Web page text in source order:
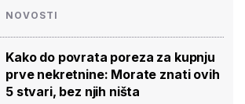
NOVOSTI
Kako do povrata poreza za kupnju
prve nekretnine: Morate znati ovih
5 stvari, bez njih ništa